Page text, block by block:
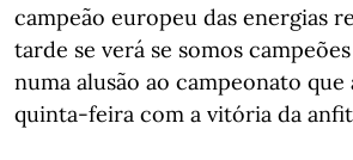
campeão europeu das energias
tarde se verá se somos
numa alusão ao campeonato
quinta-feira com a vitória da